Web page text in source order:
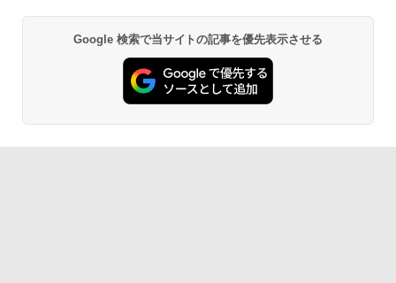
Google 検索で当サイトの記事を優先表示させる